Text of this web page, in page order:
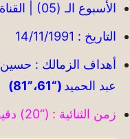
الأسبوع الـ (05) | القناة (0-3) الزمالك
التاريخ : 14/11/1991
عبد الحميد (“61،”81)
زمن الثنائية : (“20) دقيقة